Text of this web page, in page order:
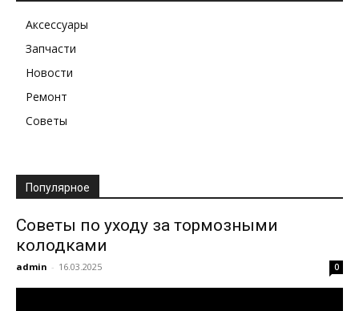
Аксессуары
Запчасти
Новости
Ремонт
Советы
Популярное
Советы по уходу за тормозными
колодками
admin - 16.03.2025 0